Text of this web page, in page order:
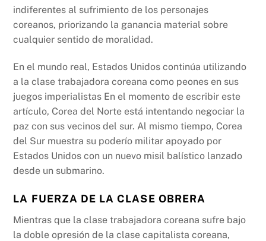
indiferentes al sufrimiento de los personajes
coreanos, priorizando la ganancia material sobre
cualquier sentido de moralidad.
En el mundo real, Estados Unidos continúa utilizando
a la clase trabajadora coreana como peones en sus
juegos imperialistas En el momento de escribir este
artículo, Corea del Norte está intentando negociar la
paz con sus vecinos del sur. Al mismo tiempo, Corea
del Sur muestra su poderío militar apoyado por
Estados Unidos con un nuevo misil balístico lanzado
desde un submarino.
LA FUERZA DE LA CLASE OBRERA
Mientras que la clase trabajadora coreana sufre bajo
la doble opresión de la clase capitalista coreana,